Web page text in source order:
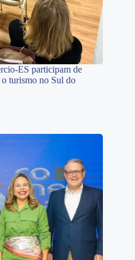
ES participam de
turismo no Sul do